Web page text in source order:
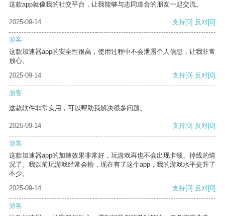
这款app就像我的社交平台，让我能够与志同道合的朋友一起交流。
2025-09-14 支持[0] 反对[0]
游客
这款加速器app的安全性很高，使用过程中不会泄露个人信息，让我非常
放心。
2025-09-14
支持[0] 反对[0]
游客
这款软件非常实用，可以帮助我解决很多问题。
2025-09-14 支持[0] 反对[0]
游客
这款加速器app的加速效果非常好，玩游戏再也不会出现卡顿、掉线的情
况了。我以前玩游戏经常会输，现在有了这个app，我的游戏水平提升了
不少。
2025-09-14
支持[0] 反对[0]
游客